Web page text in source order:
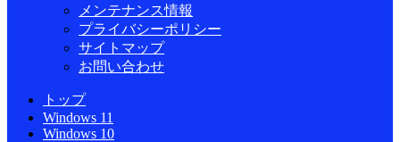
メンテナンス情報
プライバシーポリシー
サイトマップ
お問い合わせ
トップ
Windows 11
Windows 10